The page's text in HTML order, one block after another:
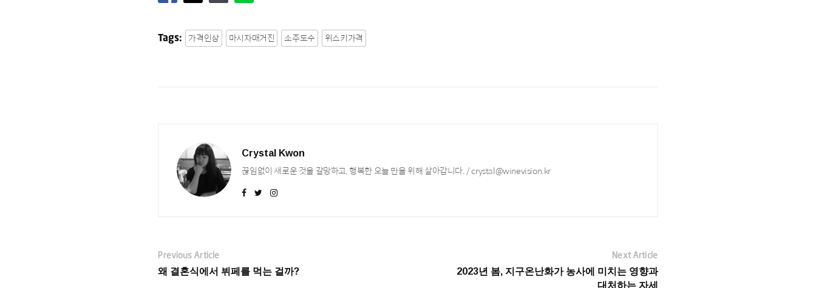
Tags: 가격인상 마시자매거진 소주도수 위스키가격
Crystal Kwon
끊임없이 새로운 것을 갈망하고, 행복한 오늘 만을 위해 살아갑니다. / crystal@winevision.kr
Previous Article
왜 결혼식에서 뷔페를 먹는 걸까?
Next Article
2023년 봄, 지구온난화가 농사에 미치는 영향과
대처하는 자세